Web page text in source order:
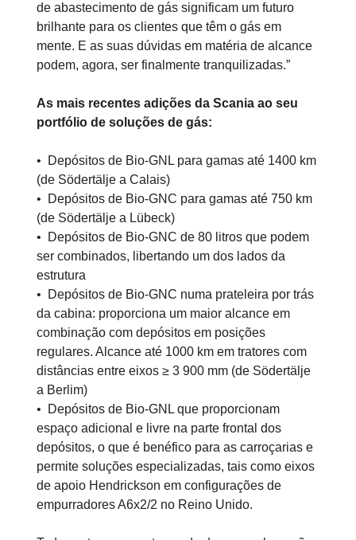
de abastecimento de gás significam um futuro
brilhante para os clientes que têm o gás em
mente. E as suas dúvidas em matéria de alcance
podem, agora, ser finalmente tranquilizadas.”
As mais recentes adições da Scania ao seu
portfólio de soluções de gás:
• Depósitos de Bio-GNL para gamas até 1400 km
(de Södertälje a Calais)
• Depósitos de Bio-GNC para gamas até 750 km
(de Södertälje a Lübeck)
• Depósitos de Bio-GNC de 80 litros que podem
ser combinados, libertando um dos lados da
estrutura
• Depósitos de Bio-GNC numa prateleira por trás
da cabina: proporciona um maior alcance em
combinação com depósitos em posições
regulares. Alcance até 1000 km em tratores com
distâncias entre eixos ≥ 3 900 mm (de Södertälje
a Berlim)
• Depósitos de Bio-GNL que proporcionam
espaço adicional e livre na parte frontal dos
depósitos, o que é benéfico para as carroçarias e
permite soluções especializadas, tais como eixos
de apoio Hendrickson em configurações de
empurradores A6x2/2 no Reino Unido.